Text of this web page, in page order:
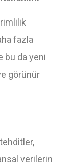
fazla
bu da yeni
görünür
verilerin